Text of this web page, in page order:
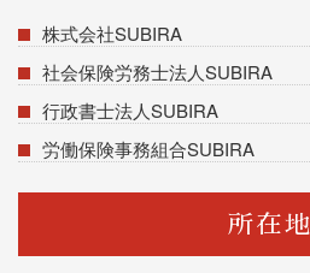
株式会社SUBIRA
社会保険労務士法人SUBIRA
行政書士法人SUBIRA
労働保険事務組合SUBIRA
所在地